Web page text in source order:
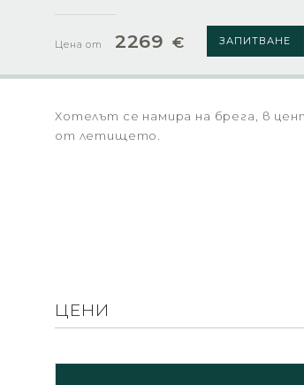
Цена от 2269 € ЗАПИТВАНЕ
Хотелът се намира на брега, в
от летището.
ЦЕНИ